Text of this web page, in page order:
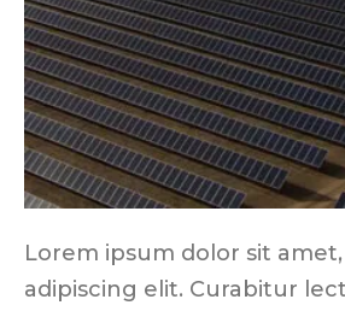
Lorem ipsum dolor sit
adipiscing elit. Curabitur